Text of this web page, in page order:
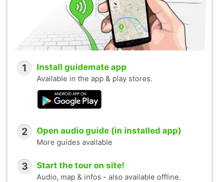
1 Install guidemate app
Available in the app & play stores.
2 Open audio guide (in installed app)
More guides available
3 Start the tour on site!
Audio, map & infos - also available offline.